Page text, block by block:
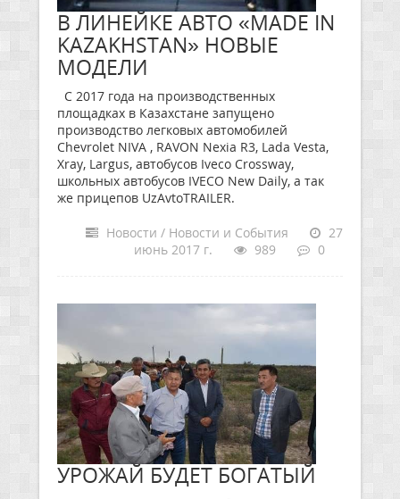
В ЛИНЕЙКЕ АВТО «MADE IN
KAZAKHSTAN» НОВЫЕ
МОДЕЛИ
С 2017 года на производственных
площадках в Казахстане запущено
производство легковых автомобилей
Chevrolet NIVA , RAVON Nexia R3, Lada Vesta,
Xray, Largus, автобусов Iveco Crossway,
школьных автобусов IVECO New Daily, а так
же прицепов UzAvtoTRAILER.
Новости / Новости и События
27
июнь 2017 г.
989 0
УРОЖАЙ БУДЕТ БОГАТЫЙ